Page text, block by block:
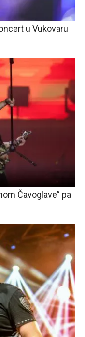
u Vukovaru
Čavoglave” pa